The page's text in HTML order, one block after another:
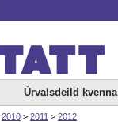
Úrvalsdeild kvenna
2010 > 2011 > 2012